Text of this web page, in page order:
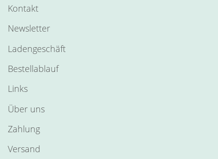
Kontakt
Newsletter
Ladengeschäft
Bestellablauf
Links
Über uns
Zahlung
Versand